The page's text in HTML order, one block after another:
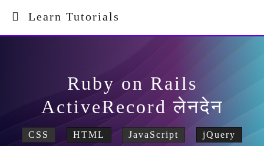
Learn Tutorials
Ruby on Rails
ActiveRecord लेनदेन
CSS HTML JavaScript jQuery